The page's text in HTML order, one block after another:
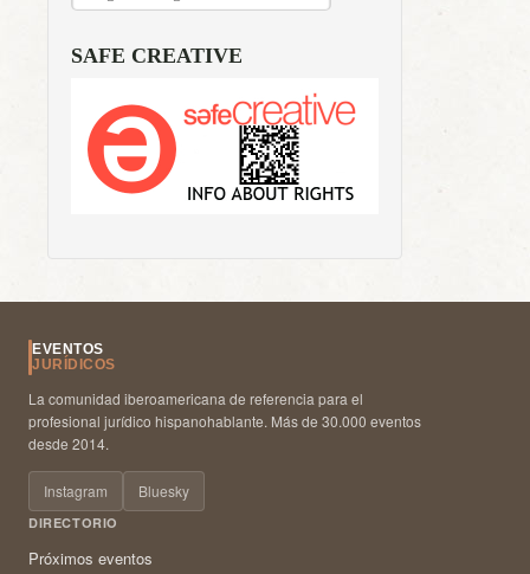
SAFE CREATIVE
EVENTOS
JURÍDICOS
La comunidad iberoamericana de referencia para el
profesional jurídico hispanohablante. Más de 30.000 eventos
desde 2014.
Instagram Bluesky
DIRECTORIO
Próximos eventos